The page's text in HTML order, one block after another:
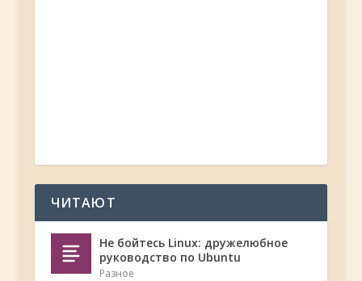
ЧИТАЮТ
Не бойтесь Linux: дружелюбное
руководство по Ubuntu
Разное